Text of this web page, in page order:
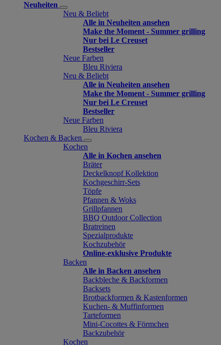
Neuheiten
Neu & Beliebt
Alle in Neuheiten ansehen
Make the Moment - Summer grilling
Nur bei Le Creuset
Bestseller
Neue Farben
Bleu Riviera
Neu & Beliebt
Alle in Neuheiten ansehen
Make the Moment - Summer grilling
Nur bei Le Creuset
Bestseller
Neue Farben
Bleu Riviera
Kochen & Backen
Kochen
Alle in Kochen ansehen
Bräter
Deckelknopf Kollektion
Kochgeschirr-Sets
Töpfe
Pfannen & Woks
Grillpfannen
BBQ Outdoor Collection
Bratreinen
Spezialprodukte
Kochzubehör
Online-exklusive Produkte
Backen
Alle in Backen ansehen
Backbleche & Backformen
Backsets
Brotbackformen & Kastenformen
Kuchen- & Muffinformen
Tarteformen
Mini-Cocottes & Förmchen
Backzubehör
Kochen